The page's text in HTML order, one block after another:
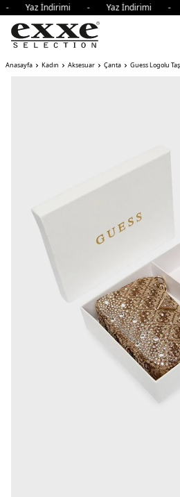
- Yaz İndirimi - Yaz
Anasayfa Kadın Aksesuar Çanta